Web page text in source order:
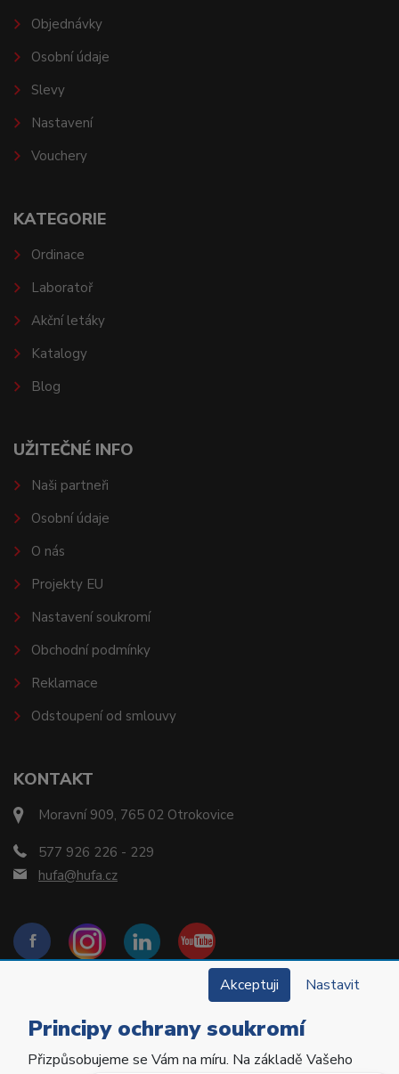
KONTAKT
Moravní 909, 765 02 Otrokovice
577 926 226 - 229
hufa@hufa.cz
Objednávky
Osobní údaje
Slevy
Nastavení
Vouchery
KATEGORIE
Ordinace
Laboratoř
Akční letáky
Katalogy
Blog
UŽITEČNÉ INFO
Naši partneři
Osobní údaje
O nás
Projekty EU
Nastavení soukromí
Obchodní podmínky
Reklamace
Odstoupení od smlouvy
Copyright © 2022 Hu-Fa Dental a.s. Všechna práva
Akceptuji Nastavit
Principy ochrany soukromí
Přizpůsobujeme se Vám na míru. Na základě Vašeho